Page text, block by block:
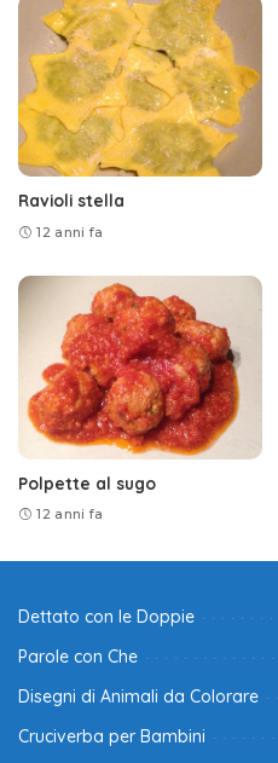
Ravioli stella
12 anni fa
Polpette al sugo
12 anni fa
Dettato con le Doppie
Parole con Che
Disegni di Animali da Colorare
Cruciverba per Bambini